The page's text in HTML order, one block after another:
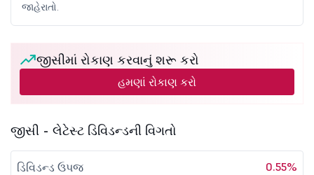
જાહેરાતો.
જીસીમાં રોકાણ કરવાનું શરૂ કરો
હમણાં રોકાણ કરો
જીસી - લેટેસ્ટ ડિવિડન્ડની વિગતો
ડિવિડન્ડ ઉપજ 0.55%